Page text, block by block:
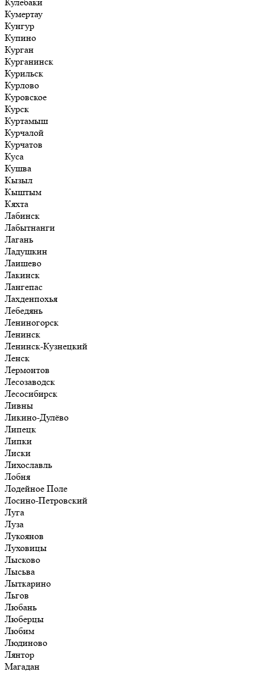
Кумертау
Кунгур
Купино
Курган
Курганинск
Курильск
Курлово
Куровское
Курск
Куртамыш
Курчалой
Курчатов
Куса
Кушва
Кызыл
Кыштым
Кяхта
Лабинск
Лабытнанги
Лагань
Ладушкин
Лаишево
Лакинск
Лангепас
Лахденпохья
Лебедянь
Лениногорск
Ленинск
Ленинск-Кузнецкий
Ленск
Лермонтов
Лесозаводск
Лесосибирск
Ливны
Ликино-Дулёво
Липецк
Липки
Лиски
Лихославль
Лобня
Лодейное Поле
Лосино-Петровский
Луга
Луза
Лукоянов
Луховицы
Лысково
Лысьва
Лыткарино
Льгов
Любань
Люберцы
Любим
Людиново
Лянтор
Магадан